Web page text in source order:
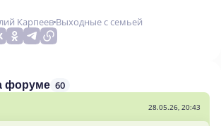
Карпеев Выходные с семьей
форуме 60
28.05.26, 20:43